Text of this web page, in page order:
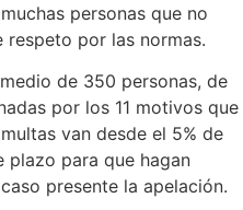
personas que no
por las normas.
de 350 personas, de
por los 11 motivos que
van desde el 5% de
plazo para que hagan
presente la apelación.